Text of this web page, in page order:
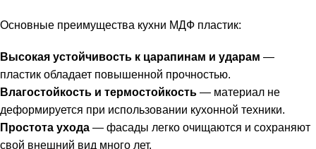
Основные преимущества кухни МДФ пластик:
Высокая устойчивость к царапинам и ударам —
пластик обладает повышенной прочностью.
Влагостойкость и термостойкость — материал не
деформируется при использовании кухонной техники.
Простота ухода — фасады легко очищаются и сохраняют
свой внешний вид много лет.